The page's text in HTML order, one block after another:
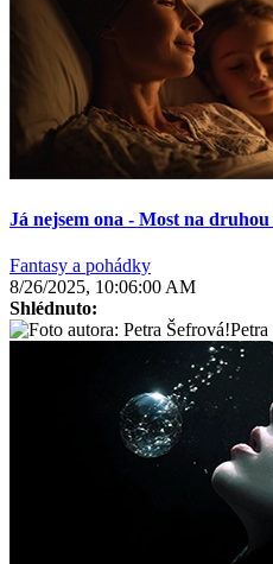
Já nejsem ona - Most na
Fantasy a pohádky
8/26/2025, 10:06:00 AM
Shlédnuto: